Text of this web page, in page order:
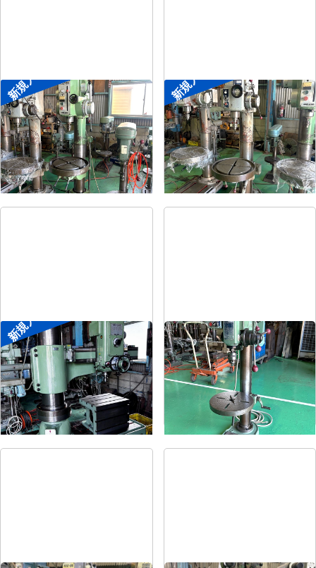
新規入荷
直立ボール盤
メーカー 森精機
形 式YD2-55
年 式-
新規入荷
直立ボール盤
メーカー 吉良
形 式KRTG-540
年 式-
新規入荷
ラジアルボール盤
メーカー 森精機
形 式 YR3-115
年 式-
卓上ボール盤
メーカー 吉良
形 式KRT-340
式-